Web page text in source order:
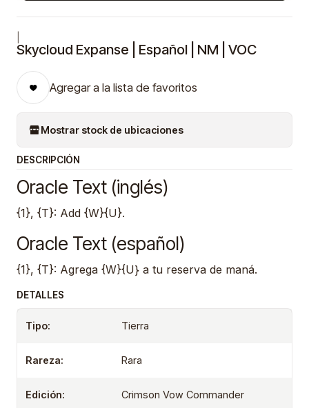
Skycloud Expanse | Español | NM | VOC
Agregar a la lista de favoritos
Mostrar stock de ubicaciones
DESCRIPCIÓN
Oracle Text (inglés)
{1}, {T}: Add {W}{U}.
Oracle Text (español)
{1}, {T}: Agrega {W}{U} a tu reserva de maná.
DETALLES
Tipo: Tierra
Rareza: Rara
Edición: Crimson Vow Commander